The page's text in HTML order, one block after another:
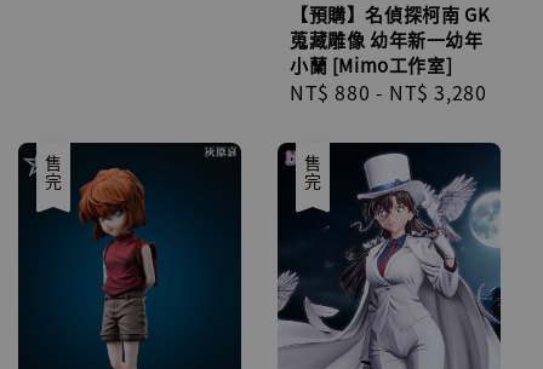
【預購】名偵探柯南 GK
蒐藏雕像 幼年新一幼年
小蘭 [Mimo工作室]
Regular
NT$ 880 - NT$ 3,280
售完 售完